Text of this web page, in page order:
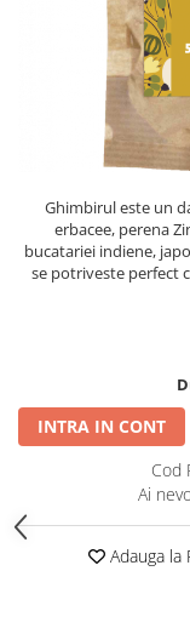
HEALTHY SNACKS
SUPERALIMENTE
PRODUSE ECO /
COSMETICE
REMEDII NATURISTE
Ghimbirul este un
erbacee, perena
bucatariei indiene,
se potriveste perfect
INTRA IN CONT
Cod
Ai
Adauga la